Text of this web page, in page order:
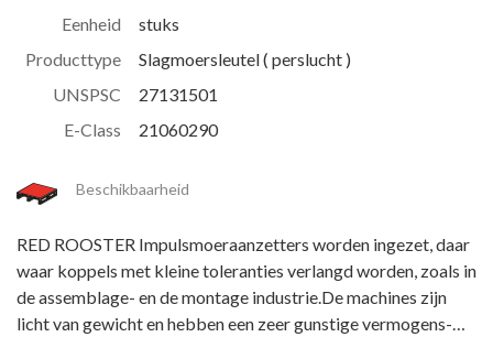
Eenheid
stuks
Producttype
Slagmoersleutel ( perslucht )
UNSPSC
27131501
E-Class
21060290
Beschikbaarheid
RED ROOSTER Impulsmoeraanzetters worden ingezet, daar
waar koppels met kleine toleranties verlangd worden, zoals in
de assemblage- en de montage industrie.De machines zijn
licht van gewicht en hebben een zeer gunstige vermogens-